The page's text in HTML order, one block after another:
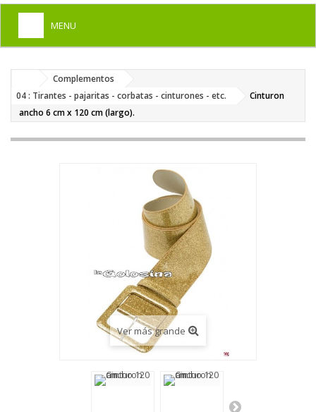
MENU
DISFRACES PARA ADULTOS
+
DISFRACES INFANTILES
+
COMPLEMENTOS
Complementos
04 : Tirantes - pajaritas - corbatas - cinturones - etc.
Cinturon
ancho 6 cm x 120 cm (largo).
Ver más grande